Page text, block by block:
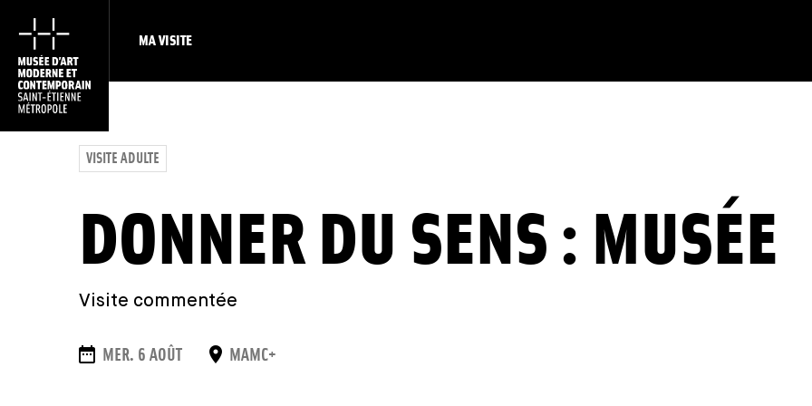
MA VISITE
VISITE ADULTE
DONNER DU SENS : MUSÉE
Visite commentée
DAUER
MER. 6 AOÛT ORT
MAMC+